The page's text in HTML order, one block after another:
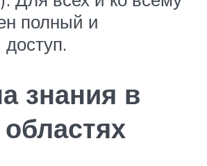
полный и
знания в